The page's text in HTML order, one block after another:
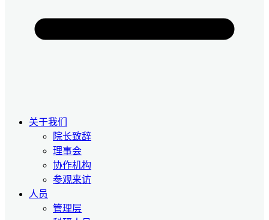
关于我们
院长致辞
理事会
协作机构
参观来访
人员
管理层